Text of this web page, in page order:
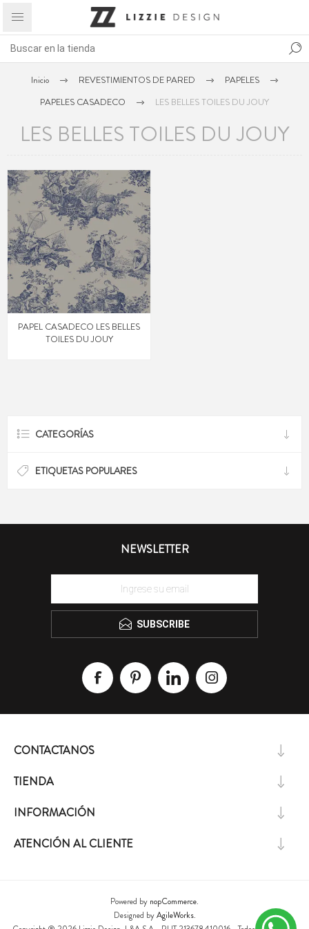
Inicio REVESTIMIENTOS DE PARED
PAPELES
PAPELES CASADECO
LES BELLES TOILES DU JOUY
LES BELLES TOILES DU JOUY
PAPEL CASADECO LES BELLES
TOILES DU JOUY
CATEGORÍAS
ETIQUETAS POPULARES
NEWSLETTER
SUBSCRIBE
CONTACTANOS
TIENDA
INFORMACIÓN
ATENCIÓN AL CLIENTE
Powered by nopCommerce.
Designed byAgileWorks.